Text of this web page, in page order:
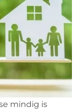
mindig is